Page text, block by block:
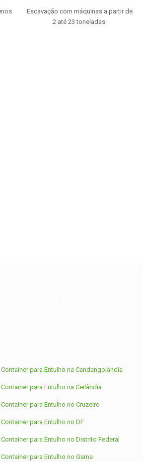
Escavação com máquinas a partir de
2 até 23 toneladas.
Container para Entulho na Candangolândia
Container para Entulho na Ceilândia
Container para Entulho no Cruzeiro
Container para Entulho no DF
Container para Entulho no Distrito Federal
Container para Entulho no Gama